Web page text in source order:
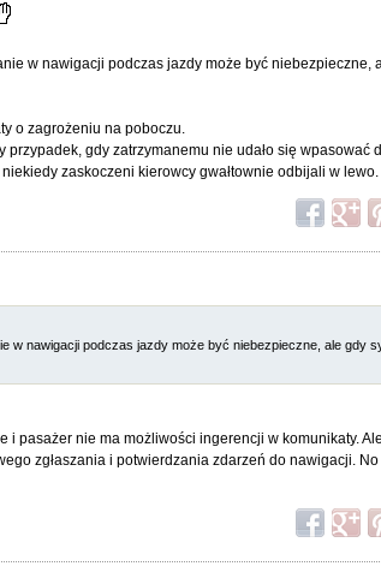
w nawigacji podczas jazdy może być niebezpieczne,
o zagrożeniu na poboczu.
gdy zatrzymanemu nie udało się wpasować
zaskoczeni kierowcy gwałtownie odbijali w lewo.
w nawigacji podczas jazdy może być niebezpieczne, ale gdy
pasażer nie ma możliwości ingerencji w komunikaty.
zgłaszania i potwierdzania zdarzeń do nawigacji.